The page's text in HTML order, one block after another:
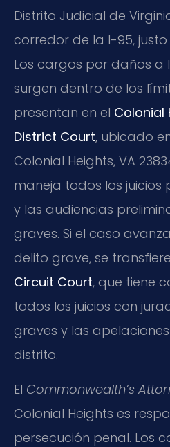
Distrito Judicial de
corredor de la I-95,
Los cargos por daños
surgen dentro de los
presentan en el Colonial
District Court, ubicado
Colonial Heights, VA
maneja todos los juicios
y las audiencias
graves. Si el caso
delito grave, se
Circuit Court, que tiene
todos los juicios con
graves y las
distrito.
El Commonwealth’s
Colonial Heights es
persecución penal. Los